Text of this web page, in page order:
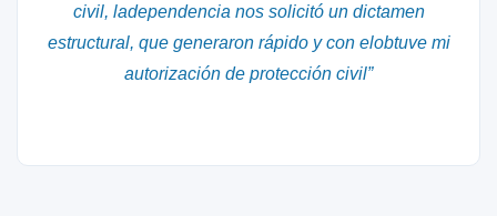
civil, ladependencia nos solicitó un dictamen
estructural, que generaron rápido y con elobtuve mi
autorización de protección civil”